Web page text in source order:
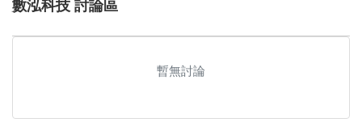
數泓科技 討論區
暫無討論